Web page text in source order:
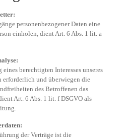
personenbezogener Daten eine
einholen, dient Art. 6 Abs. 1 lit. a
berechtigten Interesses unseres
erforderlich und überwiegen die
des Betroffenen das
Art. 6 Abs. 1 lit. f DSGVO als
der Verträge ist die